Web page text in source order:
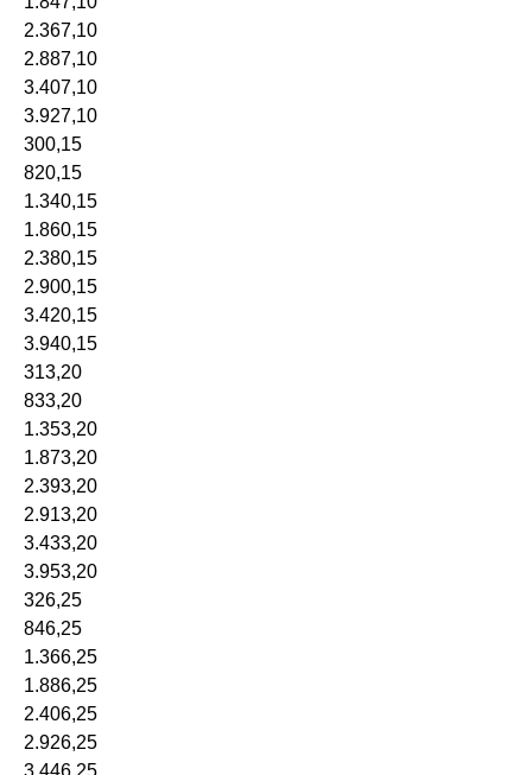
2.367,10
2.887,10
3.407,10
3.927,10
300,15
820,15
1.340,15
1.860,15
2.380,15
2.900,15
3.420,15
3.940,15
313,20
833,20
1.353,20
1.873,20
2.393,20
2.913,20
3.433,20
3.953,20
326,25
846,25
1.366,25
1.886,25
2.406,25
2.926,25
3.446,25